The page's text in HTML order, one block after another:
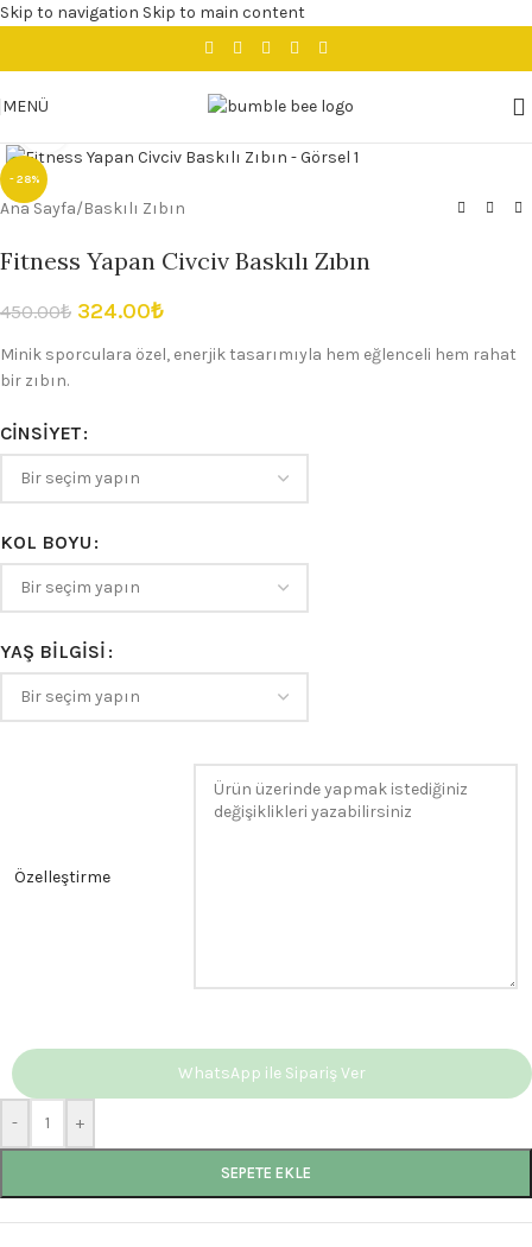
Skip to navigation Skip to main content
MENÜ
- 28%
Ana Sayfa/Baskılı Zıbın
Fitness Yapan Civciv Baskılı Zıbın
450.00₺ 324.00₺
Minik sporculara özel, enerjik tasarımıyla hem eğlenceli hem rahat
bir zıbın.
CINSIYET
KOL BOYU
YAŞ BILGISI
Özelleştirme
- +
SEPETE EKLE
WhatsApp ile Sipariş Ver